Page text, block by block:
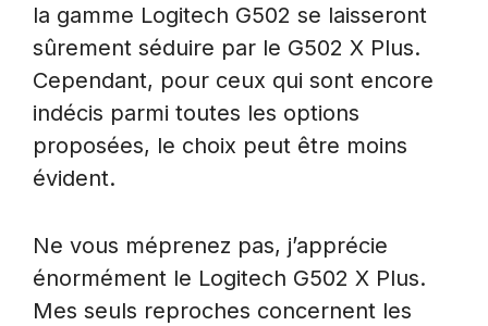
la gamme Logitech G502 se laisseront
sûrement séduire par le G502 X Plus.
Cependant, pour ceux qui sont encore
indécis parmi toutes les options
proposées, le choix peut être moins
évident.
Ne vous méprenez pas, j’apprécie
énormément le Logitech G502 X Plus.
Mes seuls reproches concernent les